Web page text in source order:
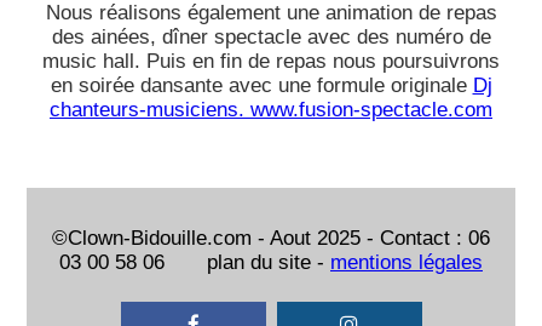
Nous réalisons également une animation de repas
des ainées, dîner spectacle avec des numéro de
music hall. Puis en fin de repas nous poursuivrons
en soirée dansante avec une formule originale Dj
chanteurs-musiciens. www.fusion-spectacle.com
©Clown-Bidouille.com - Aout 2025 - Contact : 06
03 00 58 06 plan du site - mentions légales